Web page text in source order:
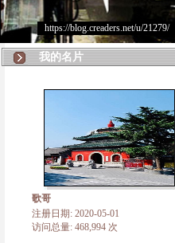
https://blog.creaders.net/u/21279/>
我的名片
歌哥
注册日期: 2020-05-01
访问总量: 468,994 次